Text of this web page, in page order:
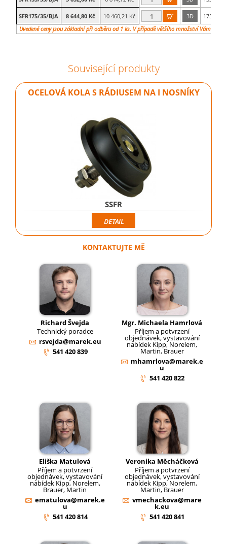
SFR175/35/BJA 8 644,80 Kč 10 460,21 Kč  3D 175
Uvedené ceny jsou základní při odběru od 1 ks. V případě většího množství Vám
Související produkty
OCELOVÁ KOLA S RÁDIUSEM NA I NOSNÍKY
SSFR
DETAIL
KONTAKTUJTE MĚ
Richard Švejda
Technický poradce
rsvejda@marek.eu
541 420 839
Mgr. Michaela Hamrlová
Příjem a potvrzení
objednávek, vystavování
nabídek Kipp, Norelem,
Martin, Brauer
mhamrlova@marek.e
u
541 420 822
Eliška Matulová
Příjem a potvrzení
objednávek, vystavování
nabídek Kipp, Norelem,
Brauer, Martin
ematulova@marek.e
u
541 420 814
Veronika Měcháčková
Příjem a potvrzení
objednávek, vystavování
nabídek Kipp, Norelem,
Martin, Brauer
vmechackova@mare
k.eu
541 420 841